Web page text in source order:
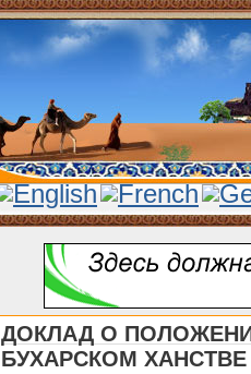
ДОКЛАД О
БУХАРСКОМ ХАНСТВЕ